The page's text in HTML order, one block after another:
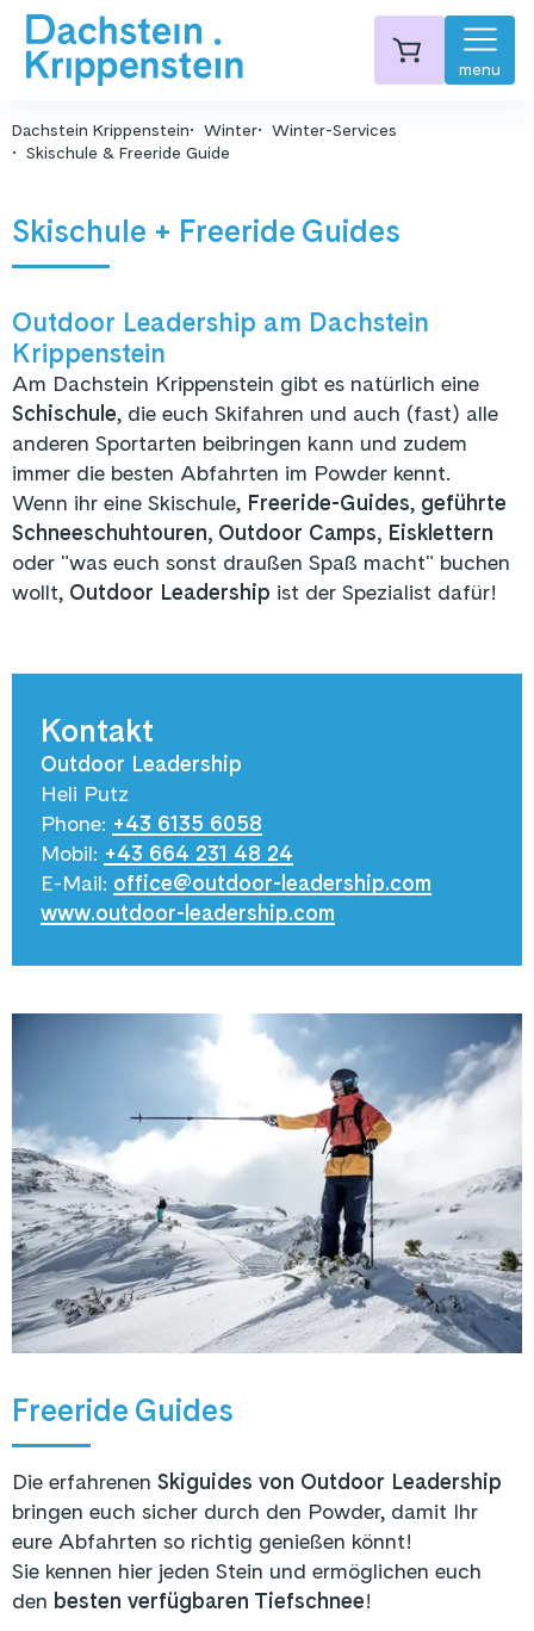
menu
Dachstein Krippenstein Winter
Winter-Services
Skischule & Freeride Guide
Skischule + Freeride Guides
Outdoor Leadership am Dachstein
Krippenstein
Am Dachstein Krippenstein gibt es natürlich eine
Schischule, die euch Skifahren und auch (fast) alle
anderen Sportarten beibringen kann und zudem
immer die besten Abfahrten im Powder kennt.
Wenn ihr eine Skischule, Freeride-Guides, geführte
Schneeschuhtouren, Outdoor Camps, Eisklettern
oder "was euch sonst draußen Spaß macht" buchen
wollt, Outdoor Leadership ist der Spezialist dafür!
Kontakt
Outdoor Leadership
Heli Putz
Phone: +43 6135 6058
Mobil: +43 664 231 48 24
E-Mail: office@outdoor-leadership.com
www.outdoor-leadership.com
Freeride Guides
Die erfahrenen Skiguides von Outdoor Leadership
bringen euch sicher durch den Powder, damit Ihr
eure Abfahrten so richtig genießen könnt!
Sie kennen hier jeden Stein und ermöglichen euch
den besten verfügbaren Tiefschnee!